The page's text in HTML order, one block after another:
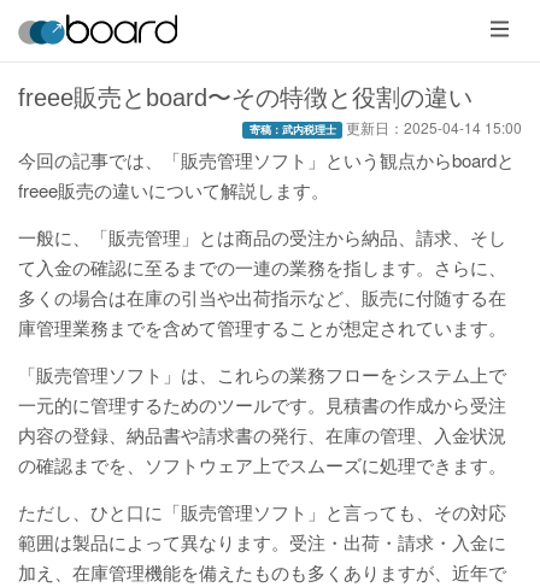
メ
ニ
ュ
ー
freee販売とboard〜その特徴と役割の違い
寄稿：武内税理士 更新日： 2025-04-14 15:00
今回の記事では、「販売管理ソフト」という観点からboardと
freee販売の違いについて解説します。
一般に、「販売管理」とは商品の受注から納品、請求、そし
て入金の確認に至るまでの一連の業務を指します。さらに、
多くの場合は在庫の引当や出荷指示など、販売に付随する在
庫管理業務までを含めて管理することが想定されています。
「販売管理ソフト」は、これらの業務フローをシステム上で
一元的に管理するためのツールです。見積書の作成から受注
内容の登録、納品書や請求書の発行、在庫の管理、入金状況
の確認までを、ソフトウェア上でスムーズに処理できます。
ただし、ひと口に「販売管理ソフト」と言っても、その対応
範囲は製品によって異なります。受注・出荷・請求・入金に
加え、在庫管理機能を備えたものも多くありますが、近年で